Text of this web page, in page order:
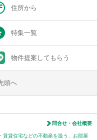
住所から
特集一覧
物件提案してもらう
頭へ
問合せ・会社概要
貸住宅などの不動産を扱う、お部屋